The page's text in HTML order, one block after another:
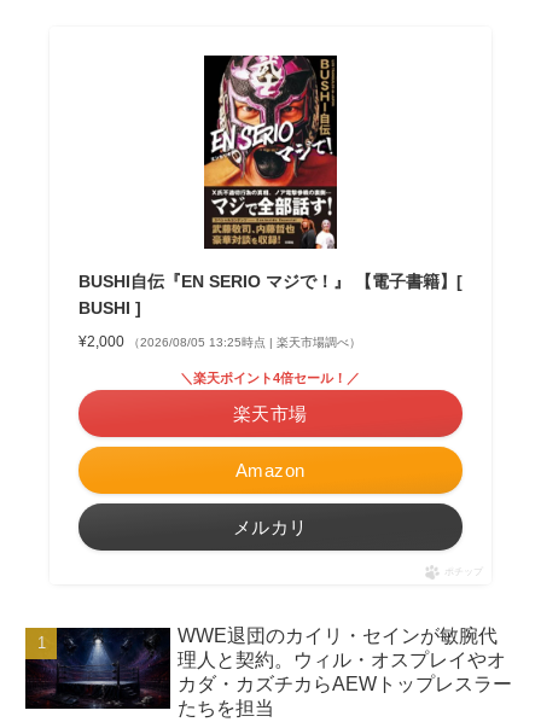
BUSHI自伝『EN SERIO マジで！』 【電子書籍】[
BUSHI ]
¥2,000 （2026/08/05 13:25時点 | 楽天市場調べ）
Amazon
＼楽天ポイント4倍セール！／
楽天市場
メルカリ
ポチップ
WWE退団のカイリ・セインが敏腕代
理人と契約。ウィル・オスプレイやオ
カダ・カズチカらAEWトップレスラー
たちを担当